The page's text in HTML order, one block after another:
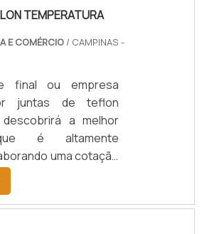
TEMPERATURA
E COMÉRCIO / CAMPINAS -
final ou empresa
juntas de teflon
a melhor
é altamente
uma cotação
plataforma e
referência do
aqui é o lugar certo!